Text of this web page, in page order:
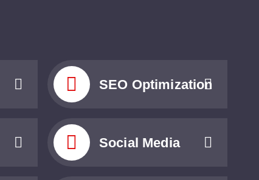
SEO Optimization
Social Media